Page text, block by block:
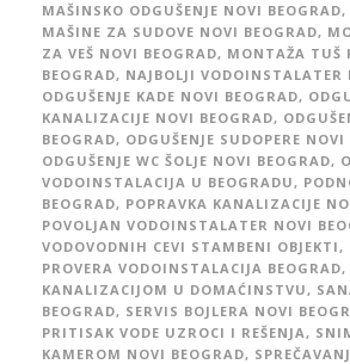
MAŠINSKO ODGUŠENJE NOVI BEOGRAD,
MAŠINE ZA SUDOVE NOVI BEOGRAD,
ZA VEŠ NOVI BEOGRAD, MONTAŽA TUŠ
BEOGRAD, NAJBOLJI VODOINSTALATER
ODGUŠENJE KADE NOVI BEOGRAD,
KANALIZACIJE NOVI BEOGRAD,
BEOGRAD, ODGUŠENJE SUDOPERE NOVI
ODGUŠENJE WC ŠOLJE NOVI BEOGRAD,
VODOINSTALACIJA U BEOGRADU,
BEOGRAD, POPRAVKA KANALIZACIJE
POVOLJAN VODOINSTALATER NOVI
VODOVODNIH CEVI STAMBENI OBJEKTI,
PROVERA VODOINSTALACIJA BEOGRAD,
KANALIZACIJOM U DOMAĆINSTVU,
BEOGRAD, SERVIS BOJLERA NOVI
PRITISAK VODE UZROCI I REŠENJA,
KAMEROM NOVI BEOGRAD,